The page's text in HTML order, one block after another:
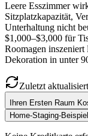
Leere Esszimmer
Sitzplatzkapazität,
Unterhaltung nicht
$1,000–$3,000 für
Roomagen
Dekoration in unter
Zuletzt aktualisiert
Ihren Ersten Raum
Home-Staging-